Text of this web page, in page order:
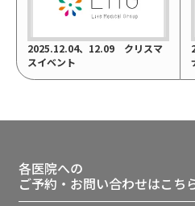
2025.12.04、12.09 クリスマ
スイベント
各医院への
ご予約・お問い合わせはこち